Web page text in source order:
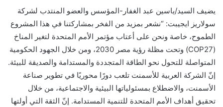
يضيف السيد/ياسين عبد الغفار-المؤسس والعضو المنتدب لشركة
سولاريز ايجيبت: “نشعر بمزيد من الفخر بمشاركتنا في هذا المشروع
الطموح، خاصة ونحن على أعتاب مؤتمر الأمم المتحدة لتغير المناخ
(COP27) وتحت مظلة رؤية مصر 2030، ومن خلال الجهود الحكومية
المتواصلة للتحول نحو الطاقة المتجددة والمستدامة والصديقة للبيئة.
إنّ الشركة العربية للأسمنت تلعب دورًا محوريًا في تطوير صناعة
الأسمنت، والاضطلاع بمسئولياتها البيئية والاجتماعية، من خلال
تحقيق أهداف الأمم المتحدة للتنمية المستدامة. إنّ الثقة التي أولتها